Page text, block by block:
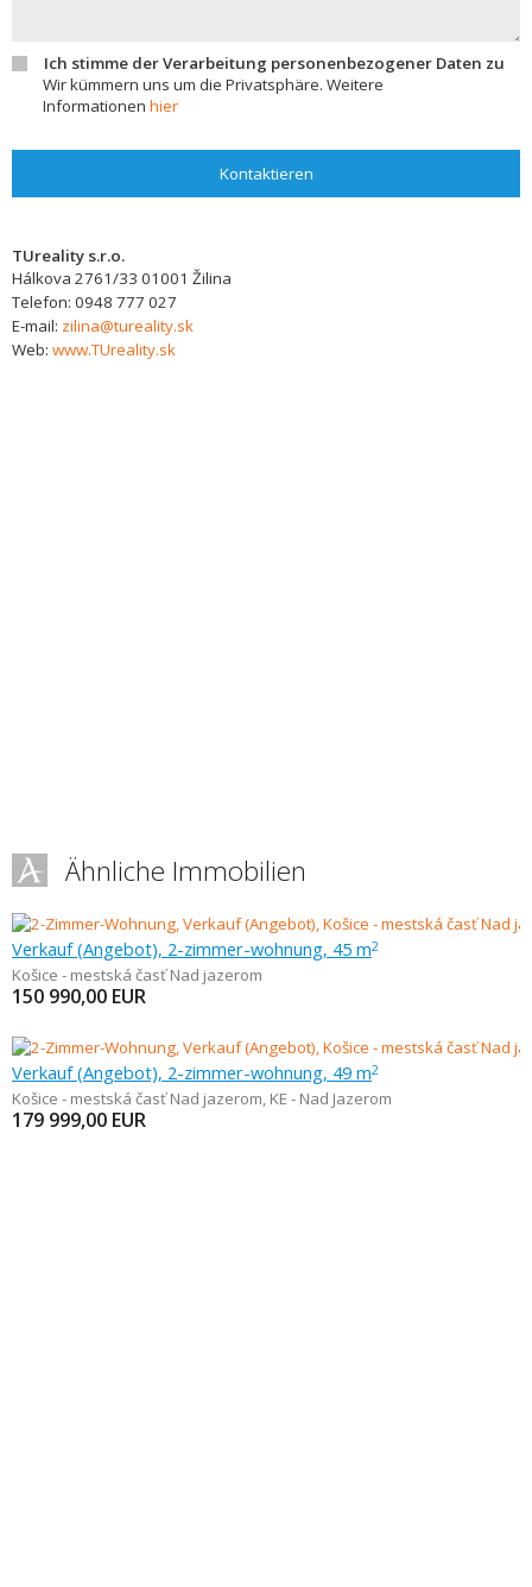
Ich stimme der Verarbeitung personenbezogener Daten zu
Wir kümmern uns um die Privatsphäre. Weitere
Informationen hier
Kontaktieren
TUreality s.r.o.
Hálkova 2761/33 01001 Žilina
Telefon: 0948 777 027
E-mail: zilina@tureality.sk
Web: www.TUreality.sk
Ähnliche Immobilien
Verkauf (Angebot), 2-zimmer-wohnung, 45 m2
Košice - mestská časť Nad jazerom
150 990,00 EUR
Verkauf (Angebot), 2-zimmer-wohnung, 49 m2
Košice - mestská časť Nad jazerom, KE - Nad Jazerom
179 999,00 EUR